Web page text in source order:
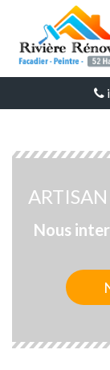
Nous